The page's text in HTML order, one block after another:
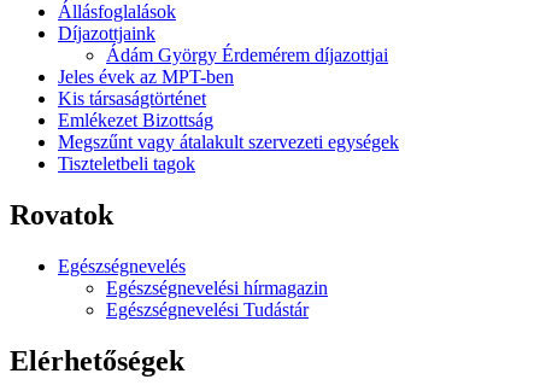
Állásfoglalások
Díjazottjaink
Ádám György Érdemérem díjazottjai
Jeles évek az MPT-ben
Kis társaságtörténet
Emlékezet Bizottság
Megszűnt vagy átalakult szervezeti egységek
Tiszteletbeli tagok
Rovatok
Egészségnevelés
Egészségnevelési hírmagazin
Egészségnevelési Tudástár
Elérhetőségek